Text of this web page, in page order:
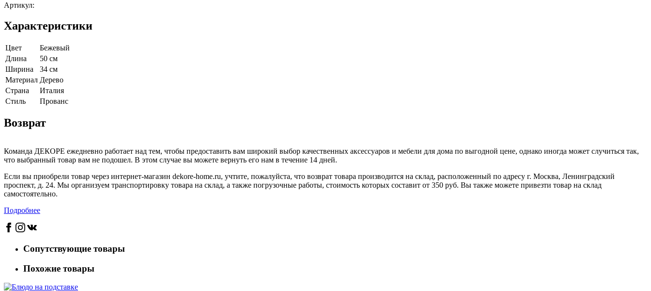
Артикул:
Характеристики
Цвет
Бежевый
Длина
50 см
Ширина
34 см
Материал Дерево
Страна
Италия
Cтиль
Прованс
Возврат
Команда ДЕКОРЕ ежедневно работает над тем, чтобы предоставить вам широкий выбор качественных аксессуаров и мебели для дома по выгодной цене, однако иногда может случиться так,
что выбранный товар вам не подошел. В этом случае вы можете вернуть его нам в течение 14 дней.
Если вы приобрели товар через интернет-магазин dekore-home.ru, учтите, пожалуйста, что возврат товара производится на склад, расположенный по адресу г. Москва, Ленинградский
проспект, д. 24. Мы организуем транспортировку товара на склад, а также погрузочные работы, стоимость которых составит от 350 руб. Вы также можете привезти товар на склад
самостоятельно.
Подробнее
Сопутствующие товары
Похожие товары